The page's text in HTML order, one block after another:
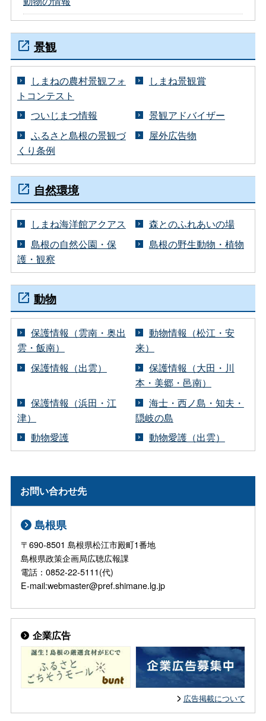
景観
しまねの農村景観フォ
トコンテスト
しまね景観賞
ついじまつ情報
景観アドバイザー
ふるさと島根の景観づ
くり条例
屋外広告物
自然環境
しまね海洋館アクアス
森とのふれあいの場
島根の自然公園・保
護・観察
島根の野生動物・植物
動物
保護情報（雲南・奥出
雲・飯南）
動物情報（松江・安
来）
保護情報（出雲）
保護情報（大田・川
本・美郷・邑南）
保護情報（浜田・江
津）
海士・西ノ島・知夫・
隠岐の島
動物愛護
動物愛護（出雲）
お問い合わせ先
島根県
〒690-8501 島根県松江市殿町1番地
島根県政策企画局広聴広報課
電話：0852-22-5111(代)
E-mail:webmaster@pref.shimane.lg.jp
企業広告
広告掲載について